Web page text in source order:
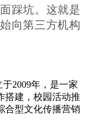
踩坑。这就是
向第三方机构
2009年，是一家
搭建，校园活动推
合型文化传播营销